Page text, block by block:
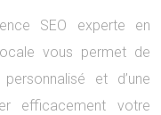
SEO experte en
vous permet de
et d’une
efficacement votre